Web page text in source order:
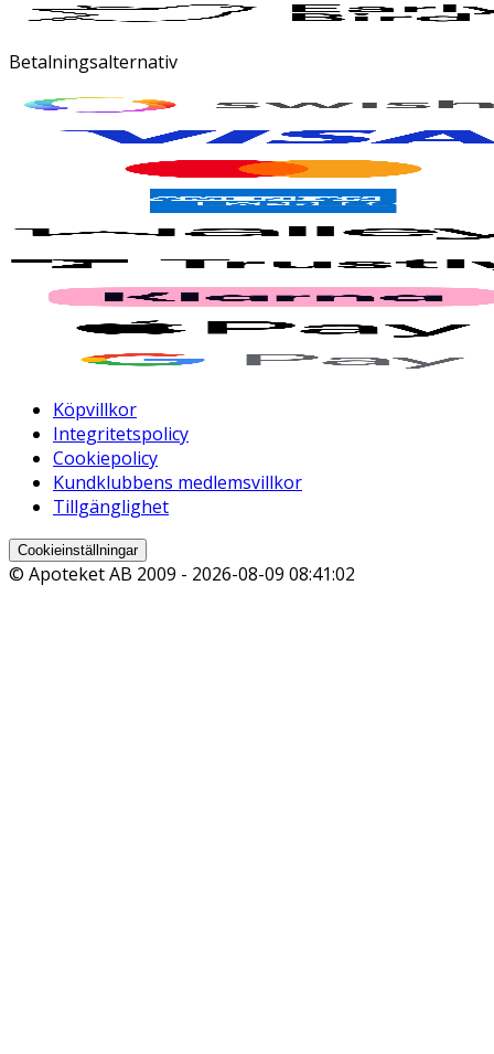
Betalningsalternativ
Köpvillkor
Integritetspolicy
Cookiepolicy
Kundklubbens medlemsvillkor
Tillgänglighet
Cookieinställningar
© Apoteket AB 2009 - 2026-08-09 08:41:02